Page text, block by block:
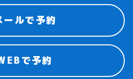
ルで予約
で予約